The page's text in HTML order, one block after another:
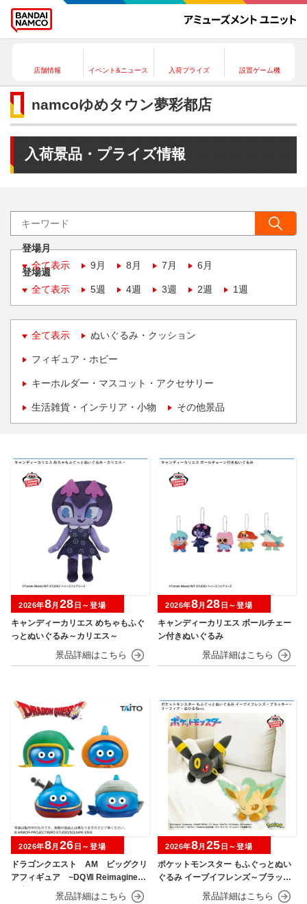
店舗情報 イベント&ニュース 入荷プライズ 設置ゲーム機
namcoゆめタウン夢彩都店
入荷景品・プライズ情報
登場月
全て表示
9月 8月 7月 6月
登場週
全て表示
5週 4週 3週 2週 1週
全て表示 ぬいぐるみ・クッション
フィギュア・ホビー
キーホルダー・マスコット・アクセサリー
生活雑貨・インテリア・小物 その他景品
キャンディーカリエス めちゃもふぐ
っとぬいぐるみ～カリエス～
2026年8月 28 日～登場
キャンディーカリエス ボールチェー
ン付きぬいぐるみ
2026年8月 28 日～登場
ドラゴンクエスト AM ビッグクリ
アフィギュア ~DQⅦ Reimagined
発売記念編~
2026年8月 26 日～登場
ポケットモンスター もふぐっとぬい
ぐるみ イーブイフレンズ～ブラッキ
ー・リーフィア～おひるねver.
2026年8月 25 日～登場